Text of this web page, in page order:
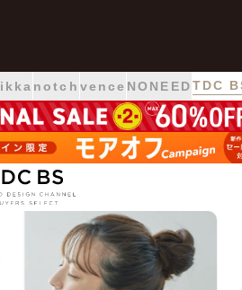
ikka notch vence NONEEDTDC